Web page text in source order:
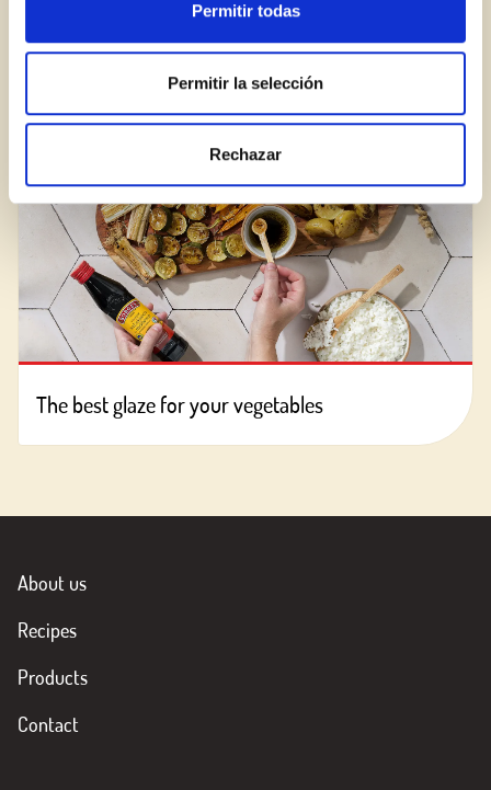
Permitir todas
Permitir la selección
Rechazar
The best glaze for your vegetables
About us
Recipes
Products
Contact